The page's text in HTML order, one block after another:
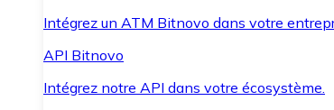
Intégrez un ATM Bitnovo dans votre
API Bitnovo
Intégrez notre API dans votre écosystème.